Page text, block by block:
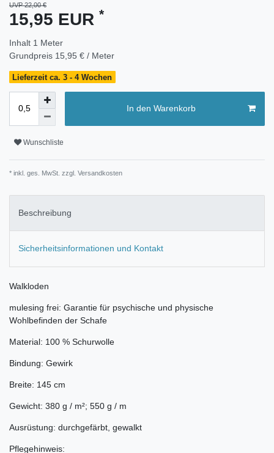
UVP 22,00 €
15,95 EUR *
Inhalt 1 Meter
Grundpreis 15,95 € / Meter
Lieferzeit ca. 3 - 4 Wochen
In den Warenkorb
Wunschliste
* inkl. ges. MwSt. zzgl. Versandkosten
Beschreibung
Sicherheitsinformationen und Kontakt
Walkloden
mulesing frei: Garantie für psychische und physische
Wohlbefinden der Schafe
Material: 100 % Schurwolle
Bindung: Gewirk
Breite: 145 cm
Gewicht: 380 g / m²; 550 g / m
Ausrüstung: durchgefärbt, gewalkt
Pflegehinweis: